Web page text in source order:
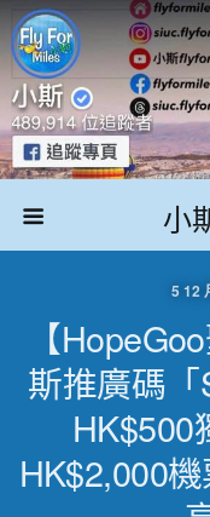
小
5 12
【
斯推廣碼
HK$500
HK$2,000